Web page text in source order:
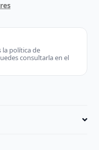
la política de
consultarla en el